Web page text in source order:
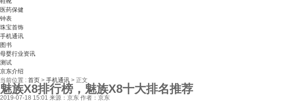
医药保健
钟表
珠宝首饰
手机通讯
图书
母婴行业资讯
测试
京东介绍
当前位置 : 首页 > 手机通讯 > 正文
魅族X8排行榜，魅族X8十大排名推荐
2019-07-18 15:01 来源：京东 作者：京东